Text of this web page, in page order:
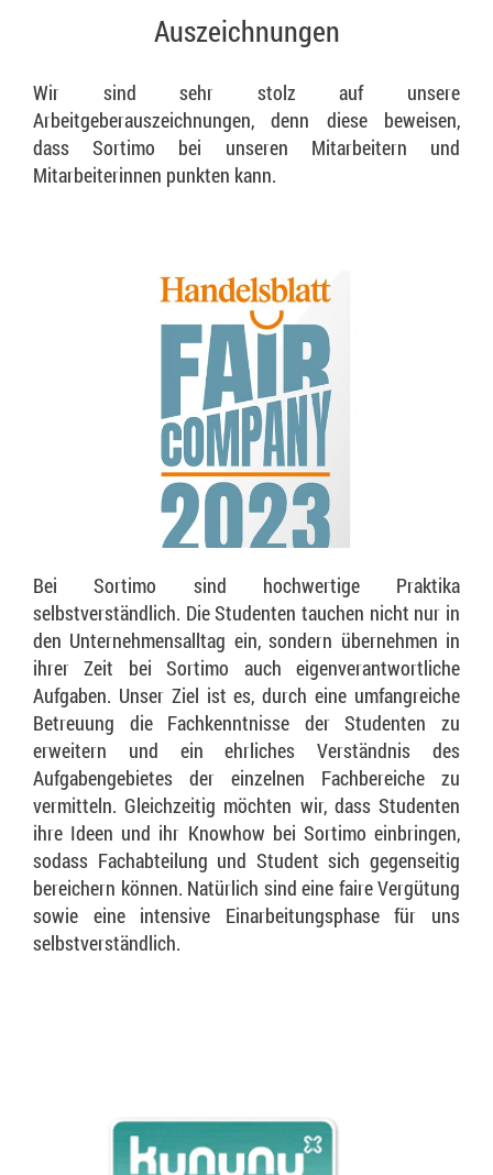
Auszeichnungen
Wir sind sehr stolz auf unsere
Arbeitgeberauszeichnungen, denn diese beweisen,
dass Sortimo bei unseren Mitarbeitern und
Mitarbeiterinnen punkten kann.
Bei Sortimo sind hochwertige Praktika
selbstverständlich. Die Studenten tauchen nicht nur in
den Unternehmensalltag ein, sondern übernehmen in
ihrer Zeit bei Sortimo auch eigenverantwortliche
Aufgaben. Unser Ziel ist es, durch eine umfangreiche
Betreuung die Fachkenntnisse der Studenten zu
erweitern und ein ehrliches Verständnis des
Aufgabengebietes der einzelnen Fachbereiche zu
vermitteln. Gleichzeitig möchten wir, dass Studenten
ihre Ideen und ihr Knowhow bei Sortimo einbringen,
sodass Fachabteilung und Student sich gegenseitig
bereichern können. Natürlich sind eine faire Vergütung
sowie eine intensive Einarbeitungsphase für uns
selbstverständlich.